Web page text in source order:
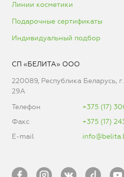
Линии косметики
Подарочные сертификаты
Индивидуальный подбор
СП «БЕЛИТА» ООО
220089, Республика Беларусь,
29А
Телефон
+375 (17)
Факс
+375 (17)
E-mail